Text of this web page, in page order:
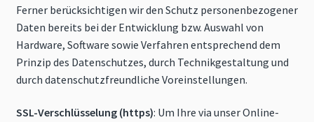
Ferner berücksichtigen wir den Schutz personenbezogener
Daten bereits bei der Entwicklung bzw. Auswahl von
Hardware, Software sowie Verfahren entsprechend dem
Prinzip des Datenschutzes, durch Technikgestaltung und
durch datenschutzfreundliche Voreinstellungen.
SSL-Verschlüsselung (https): Um Ihre via unser Online-